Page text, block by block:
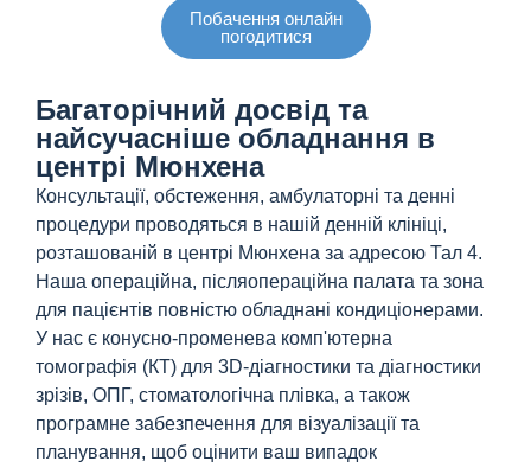
Побачення онлайн
погодитися
Багаторічний досвід та
найсучасніше обладнання в
центрі Мюнхена
Консультації, обстеження, амбулаторні та денні
процедури проводяться в нашій денній клініці,
розташованій в центрі Мюнхена за адресою Тал 4.
Наша операційна, післяопераційна палата та зона
для пацієнтів повністю обладнані кондиціонерами.
У нас є конусно-променева комп'ютерна
томографія (КТ) для 3D-діагностики та діагностики
зрізів, ОПГ, стоматологічна плівка, а також
програмне забезпечення для візуалізації та
планування, щоб оцінити ваш випадок